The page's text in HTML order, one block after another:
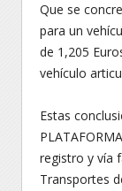
Que se
para un
de 1,205
vehículo
Estas
registro y vía
Transportes